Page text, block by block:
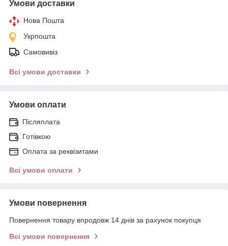
Умови доставки
Нова Пошта
Укрпошта
Самовивіз
Всі умови доставки
Умови оплати
Післяплата
Готівкою
Оплата за реквізитами
Всі умови оплати
Умови повернення
Повернення товару впродовж 14 днів за рахунок покупця
Всі умови повернення